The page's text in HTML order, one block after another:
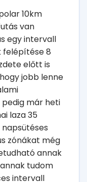
10km
van
egy intervall
felépítése 8
előtt is
jobb lenne
már heti
laza 35
zónákat még
annak
tudom
intervall